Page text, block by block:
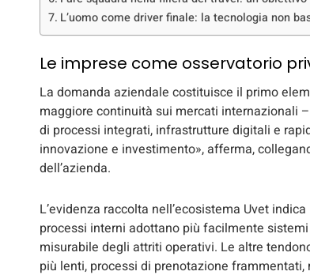
L’uomo come driver finale: la tecnologia non
Le imprese come osservatorio
La domanda aziendale costituisce il primo
maggiore continuità sui mercati internazionali
di processi integrati, infrastrutture digitali e
innovazione e investimento», afferma,
dell’azienda.
L’evidenza raccolta nell’ecosistema Uvet
processi interni adottano più facilmente
misurabile degli attriti operativi. Le altre
più lenti, processi di prenotazione